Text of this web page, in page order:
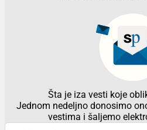
Šta je iza vesti koje
Jednom nedeljno donosimo
vestima i šaljemo